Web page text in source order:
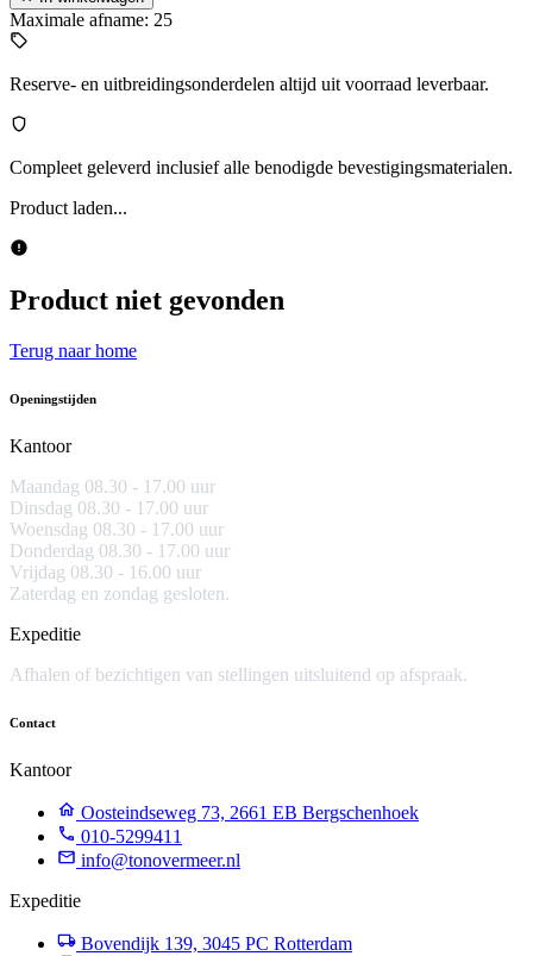
Maximale afname: 25
Reserve- en uitbreidingsonderdelen altijd uit voorraad leverbaar.
Compleet geleverd inclusief alle benodigde bevestigingsmaterialen.
Product laden...
Product niet gevonden
Terug naar home
Openingstijden
Kantoor
Maandag 08.30 - 17.00 uur
Dinsdag 08.30 - 17.00 uur
Woensdag 08.30 - 17.00 uur
Donderdag 08.30 - 17.00 uur
Vrijdag 08.30 - 16.00 uur
Zaterdag en zondag gesloten.
Expeditie
Afhalen of bezichtigen van stellingen uitsluitend op afspraak.
Contact
Kantoor
Oosteindseweg 73, 2661 EB Bergschenhoek
010-5299411
info@tonovermeer.nl
Expeditie
Bovendijk 139, 3045 PC Rotterdam